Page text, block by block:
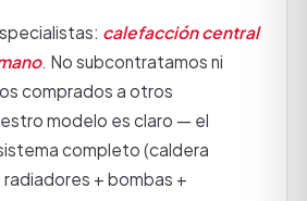
calefacción central
. No subcontratamos ni
comprados a otros
modelo es claro — el
completo (caldera
+ bombas +